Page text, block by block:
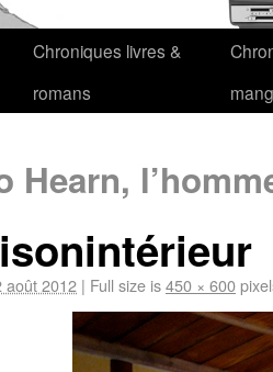
Chroniques livres &
romans
Hearn,
août 2012 | Full size is450 × 600